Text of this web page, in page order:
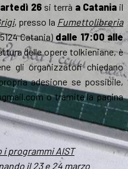
26si terrà a Cataniail
, presso la Fumettolibreria
Catania) dalle 17:00 alle
delle opere tolkieniane, è
gli organizzatori chiedano
adesione se possibile,
o tramite la pagina
i programmi AIST
il 23 e 24 marzo